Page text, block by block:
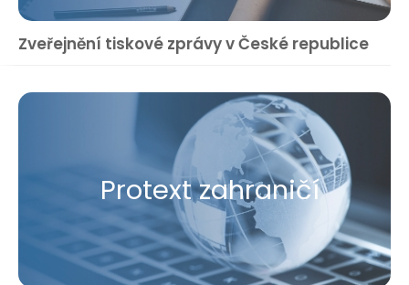
Zveřejnění tiskové zprávy v České republice
Protext zahraničí